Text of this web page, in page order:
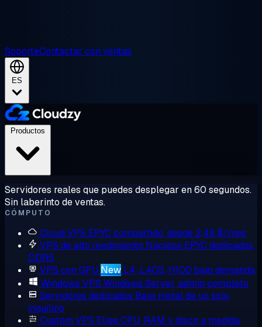
SoporteContactar con ventas
ES
Servidores reales que puedes desplegar en 60 segundos.
Sin laberinto de ventas.
CÓMPUTO
Cloud VPS EPYC compartido, desde 2,48 $/mes
VPS de alto rendimiento Núcleos EPYC dedicados,
DDR5
VPS con GPU New L4, L40S, H100 bajo demanda
Windows VPS Windows Server, admin completo
Servidores dedicados Bare metal de un solo
inquilino
Custom VPS Elige CPU, RAM y disco a medida